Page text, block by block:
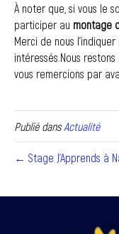
À noter que, si vous le
participer au montage
Merci de nous
intéressés.Nous
vous remercions par
Publié dansActualité
← Stage J’Apprends à